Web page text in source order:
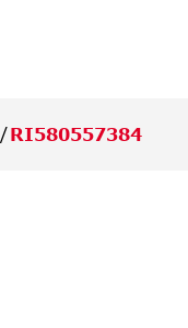
RI580557384